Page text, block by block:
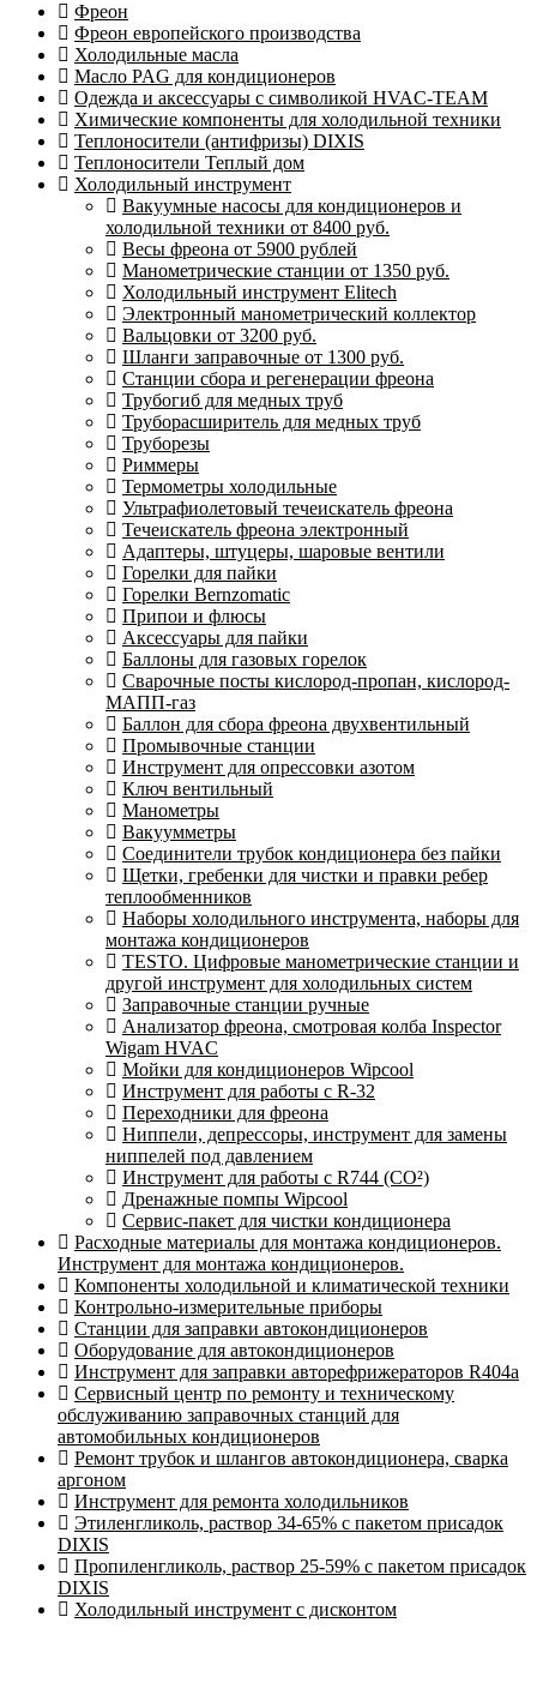
Фреон
Фреон европейского производства
Холодильные масла
Масло PAG для кондиционеров
Одежда и аксессуары с символикой HVAC-TEAM
Химические компоненты для холодильной техники
Теплоносители (антифризы) DIXIS
Теплоносители Теплый дом
Холодильный инструмент
Вакуумные насосы для кондиционеров и
холодильной техники от 8400 руб.
Весы фреона от 5900 рублей
Манометрические станции от 1350 руб.
Холодильный инструмент Elitech
Электронный манометрический коллектор
Вальцовки от 3200 руб.
Шланги заправочные от 1300 руб.
Станции сбора и регенерации фреона
Трубогиб для медных труб
Труборасширитель для медных труб
Труборезы
Риммеры
Термометры холодильные
Ультрафиолетовый течеискатель фреона
Течеискатель фреона электронный
Адаптеры, штуцеры, шаровые вентили
Горелки для пайки
Горелки Bernzomatic
Припои и флюсы
Аксессуары для пайки
Баллоны для газовых горелок
Сварочные посты кислород-пропан, кислород-
МАПП-газ
Баллон для сбора фреона двухвентильный
Промывочные станции
Инструмент для опрессовки азотом
Ключ вентильный
Манометры
Вакуумметры
Соединители трубок кондиционера без пайки
Щетки, гребенки для чистки и правки ребер
теплообменников
Наборы холодильного инструмента, наборы для
монтажа кондиционеров
TESTO. Цифровые манометрические станции и
другой инструмент для холодильных систем
Заправочные станции ручные
Анализатор фреона, смотровая колба Inspector
Wigam HVAC
Мойки для кондиционеров Wipcool
Инструмент для работы с R-32
Переходники для фреона
Ниппели, депрессоры, инструмент для замены
ниппелей под давлением
Инструмент для работы с R744 (CO²)
Дренажные помпы Wipcool
Сервис-пакет для чистки кондиционера
Расходные материалы для монтажа кондиционеров.
Инструмент для монтажа кондиционеров.
Компоненты холодильной и климатической техники
Контрольно-измерительные приборы
Станции для заправки автокондиционеров
Оборудование для автокондиционеров
Инструмент для заправки авторефрижераторов R404a
Сервисный центр по ремонту и техническому
обслуживанию заправочных станций для
автомобильных кондиционеров
Ремонт трубок и шлангов автокондиционера, сварка
аргоном
Инструмент для ремонта холодильников
Этиленгликоль, раствор 34-65% с пакетом присадок
DIXIS
Пропиленгликоль, раствор 25-59% с пакетом присадок
DIXIS
Холодильный инструмент с дисконтом